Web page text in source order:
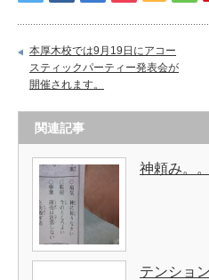
本厚木校では9月19日にアコー
スティックパーティー発表会が
開催されます。
関連記事
神頼み。。
テンショ